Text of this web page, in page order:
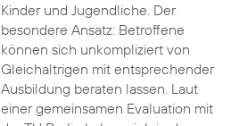
Kinder und Jugendliche. Der
besondere Ansatz: Betroffene
können sich unkompliziert von
Gleichaltrigen mit entsprechender
Ausbildung beraten lassen. Laut
einer gemeinsamen Evaluation mit